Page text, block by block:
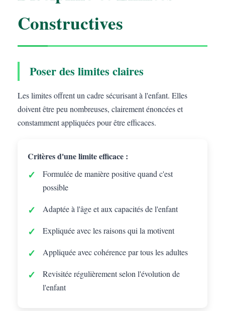
Constructives
Poser des limites claires
Les limites offrent un cadre sécurisant à l'enfant. Elles
doivent être peu nombreuses, clairement énoncées et
constamment appliquées pour être efficaces.
Critères d'une limite efficace :
Formulée de manière positive quand c'est
possible
Adaptée à l'âge et aux capacités de l'enfant
Expliquée avec les raisons qui la motivent
Appliquée avec cohérence par tous les adultes
Revisitée régulièrement selon l'évolution de
l'enfant